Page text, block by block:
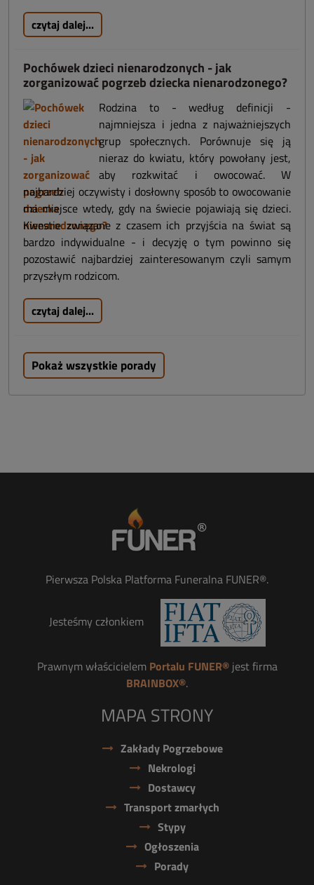
czytaj dalej...
Pochówek dzieci nienarodzonych - jak
zorganizować pogrzeb dziecka nienarodzonego?
Rodzina to - według definicji -
najmniejsza i jedna z najważniejszych
grup społecznych. Porównuje się ją
nieraz do kwiatu, który powołany jest,
aby rozkwitać i owocować. W
najbardziej oczywisty i dosłowny sposób to owocowanie
ma miejsce wtedy, gdy na świecie pojawiają się dzieci.
Kwestie związane z czasem ich przyjścia na świat są
bardzo indywidualne - i decyzję o tym powinno się
pozostawić najbardziej zainteresowanym czyli samym
przyszłym rodzicom.
czytaj dalej...
Pokaż wszystkie porady
Pierwsza Polska Platforma Funeralna FUNER®.
Jesteśmy członkiem
Prawnym właścicielem Portalu FUNER®jest firma
BRAINBOX®.
MAPA STRONY
Zakłady Pogrzebowe
Nekrologi
Dostawcy
Transport zmarłych
Stypy
Ogłoszenia
Porady